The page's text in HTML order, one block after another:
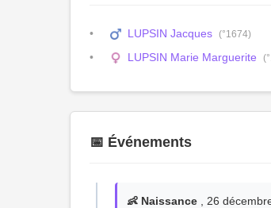
LUPSIN Jacques (°1674)
LUPSIN Marie Marguerite
📅 Événements
👶 Naissance , 26